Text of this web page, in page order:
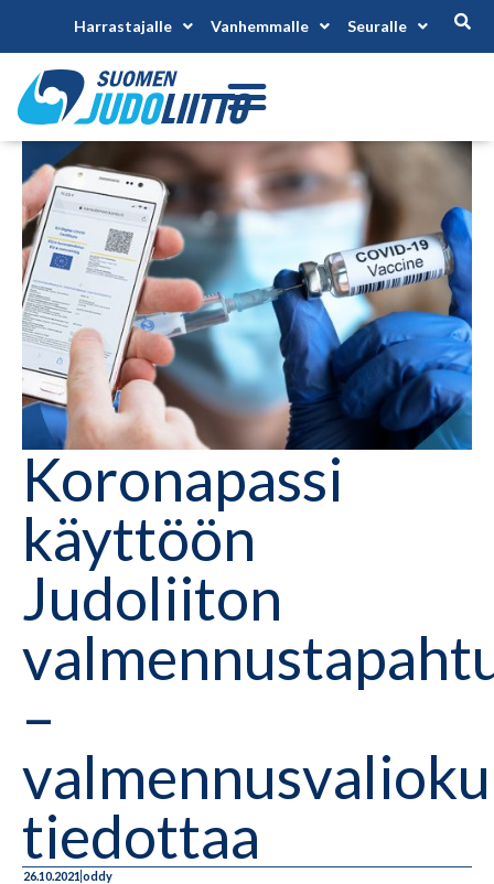
Harrastajalle Vanhemmalle Seuralle
Koronapassi
käyttöön
Judoliiton
–
tiedottaa
26.10.2021 oddy